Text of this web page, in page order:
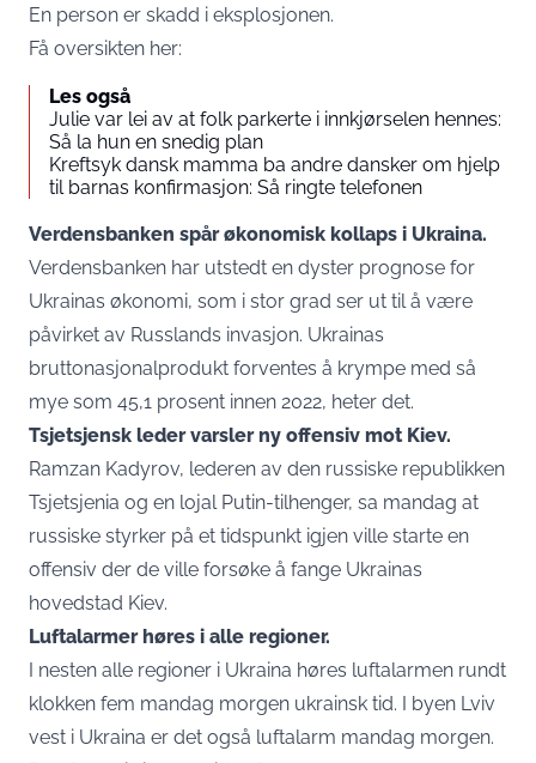
En person er skadd i eksplosjonen.
Få oversikten her:
Les også
Julie var lei av at folk parkerte i innkjørselen hennes:
Så la hun en snedig plan
Kreftsyk dansk mamma ba andre dansker om hjelp
til barnas konfirmasjon: Så ringte telefonen
Verdensbanken spår økonomisk kollaps i Ukraina.
Verdensbanken har utstedt en dyster prognose for
Ukrainas økonomi, som i stor grad ser ut til å være
påvirket av Russlands invasjon. Ukrainas
bruttonasjonalprodukt forventes å krympe med så
mye som 45,1 prosent innen 2022, heter det.
Tsjetsjensk leder varsler ny offensiv mot Kiev.
Ramzan Kadyrov, lederen av den russiske republikken
Tsjetsjenia og en lojal Putin-tilhenger, sa mandag at
russiske styrker på et tidspunkt igjen ville starte en
offensiv der de ville forsøke å fange Ukrainas
hovedstad Kiev.
Luftalarmer høres i alle regioner.
I nesten alle regioner i Ukraina høres luftalarmen rundt
klokken fem mandag morgen ukrainsk tid. I byen Lviv
vest i Ukraina er det også luftalarm mandag morgen.